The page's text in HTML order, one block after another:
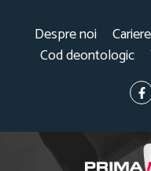
Despre noi Cariere
Cod deontologic